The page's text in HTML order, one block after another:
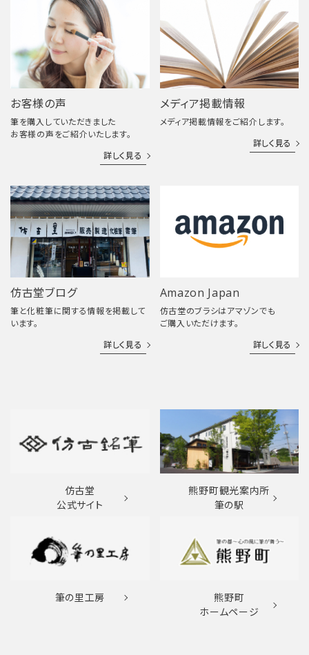
お客様の声
筆を購入していただきました
お客様の声をご紹介いたします。
詳しく見る
メディア掲載情報
メディア掲載情報をご紹介します。
詳しく見る
仿古堂ブログ
筆と化粧筆に関する情報を掲載して
います。
詳しく見る
Amazon Japan
仿古堂のブラシはアマゾンでも
ご購入いただけます。
詳しく見る
仿古堂
公式サイト
熊野町観光案内所
筆の駅
筆の里工房
熊野町
ホームページ